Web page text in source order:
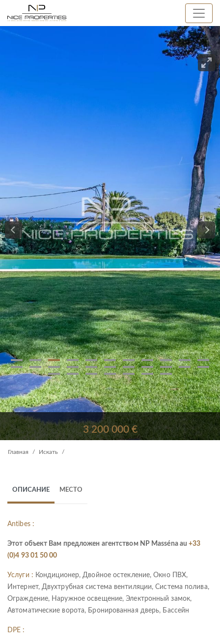
Главная Искать
3 200 000 €
ОПИСАНИЕ МЕСТО
Antibes :
Этот объект Вам предложен агентством NP Masséna au+33
(0)4 93 01 50 00
Услуги : Кондиционер, Двойное остекление, Окно ПВХ,
Интернет, Двухтрубная система вентиляции, Система полива,
Ограждение, Наружное освещение, Электронный замок,
Автоматические ворота, Бронированная дверь, Бассейн
DPE :